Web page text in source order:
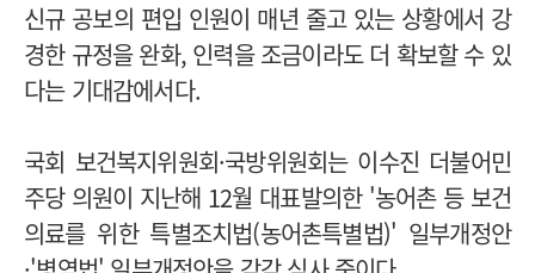
신규 공보의 편입 인원이 매년 줄고 있는 상황에서 강
경한 규정을 완화, 인력을 조금이라도 더 확보할 수 있
다는 기대감에서다.
국회 보건복지위원회·국방위원회는 이수진 더불어민
주당 의원이 지난해 12월 대표발의한 '농어촌 등 보건
의료를 위한 특별조치법(농어촌특별법)' 일부개정안